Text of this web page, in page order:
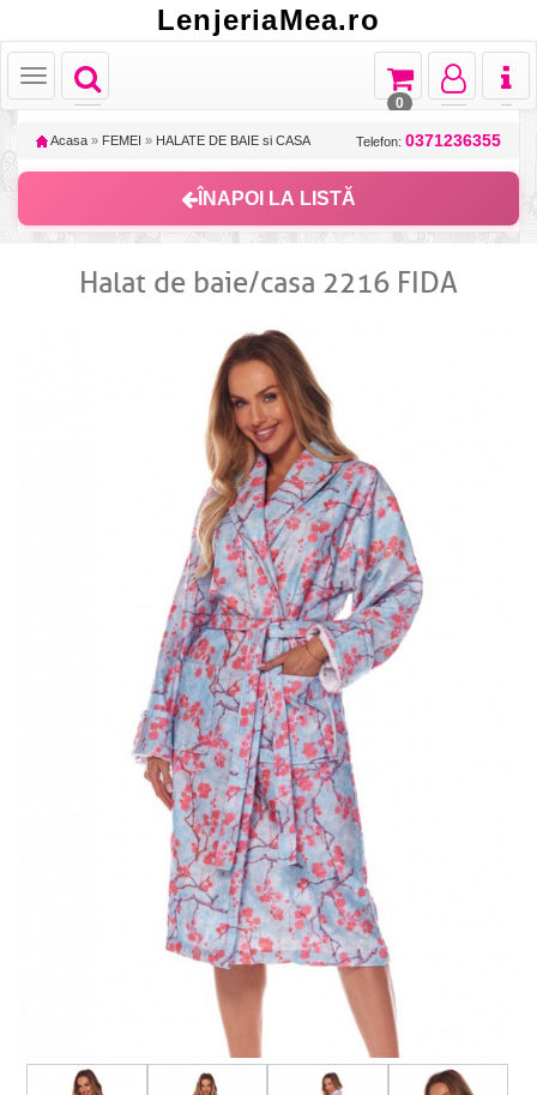
LenjeriaMea.ro
Toggle
navigation
Toggle
Toggle
navigation
Toggle
navigation
Toggle
navigation
0
Acasa » FEMEI » HALATE DE BAIE si CASA Telefon: 0371236355
ÎNAPOI LA LISTĂ
Halat de baie/casa 2216 FIDA